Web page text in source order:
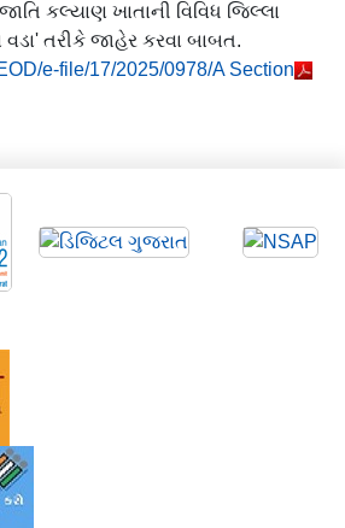
કલ્યાણ ખાતાની વિવિધ જિલ્લા
તરીકે જાહેર કરવા બાબત.
e-file/17/2025/0978/A Section